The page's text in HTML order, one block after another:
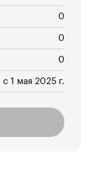
0
0
0
с 1 мая 2025 г.